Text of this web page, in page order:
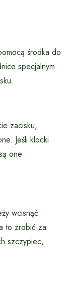
środka do
specjalnym
zacisku,
Jeśli klocki
one
wcisnąć
to zrobić za
szczypiec,